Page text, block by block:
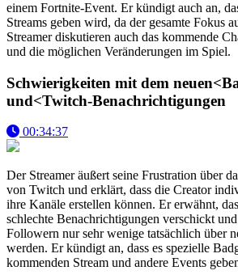
einem Fortnite-Event. Er kündigt auch an,
Streams geben wird, da der gesamte Fokus
Streamer diskutieren auch das kommende
und die möglichen Veränderungen im Spiel.
Schwierigkeiten mit dem
und<Twitch-Benachrichtigungen
00:34:37
Der Streamer äußert seine Frustration über
von Twitch und erklärt, dass die Creator
ihre Kanäle erstellen können. Er erwähnt,
schlechte Benachrichtigungen verschickt
Followern nur sehr wenige tatsächlich über
werden. Er kündigt an, dass es spezielle
kommenden Stream und andere Events